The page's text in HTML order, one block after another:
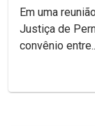
Em uma
Justiça de
convênio